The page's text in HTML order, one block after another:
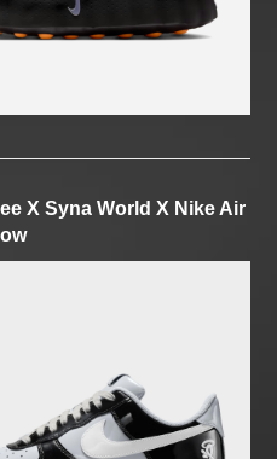
X Syna World X Nike Air